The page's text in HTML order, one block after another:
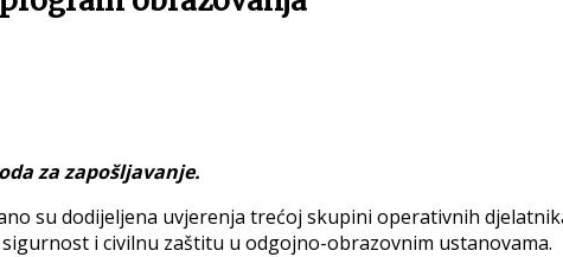
za zapošljavanje.
su dodijeljena uvjerenja trećoj skupini operativnih
i civilnu zaštitu u odgojno-obrazovnim ustanovama.